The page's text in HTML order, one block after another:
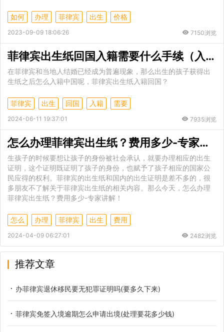
如何 办理 菲律宾 出生 价格
2023-09-09 18:06:26 7150浏览
菲律宾出生纸回国入籍需要什么手续（入籍中国需要什么条件）
在菲律宾和当地人结婚已经成为普遍现象，那么出生的孩子获得出
生纸之后怎么入籍中国呢，菲律宾出生纸入籍回国？
菲律宾 出生 回国 入籍 需要
2024-06-11 19:37:01 7935浏览
怎么办理菲律宾出生纸？费用多少-专家讲解
生孩子的时候要想让孩子的身份被社会承认，就要办理相应的出生
证明，这个证明既证明了孩子的身份，也赋予了孩子相应的国家公
民应得的权利。菲律宾的出生纸和国内的出生证明是差不多的，很
多朋友不了解关于菲律宾出生纸的相关内容。那么今天，怎么办理
菲律宾出生纸？费用多少-专家讲解！​
怎么 办理 菲律宾 出生 费用
2024-04-09 06:27:01 2482浏览
推荐文章
办菲律宾退休移民要无犯罪证明吗(要多久下来)
菲律宾免签入境逾期怎么申请出境(处理要花多少钱)